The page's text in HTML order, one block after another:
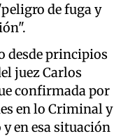
de fuga y
desde principios
juez Carlos
confirmada por
en lo Criminal y
y en esa situación